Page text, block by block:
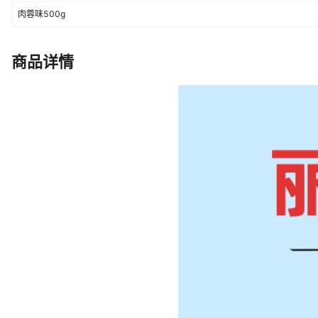
肉蓉味500g
商品详情